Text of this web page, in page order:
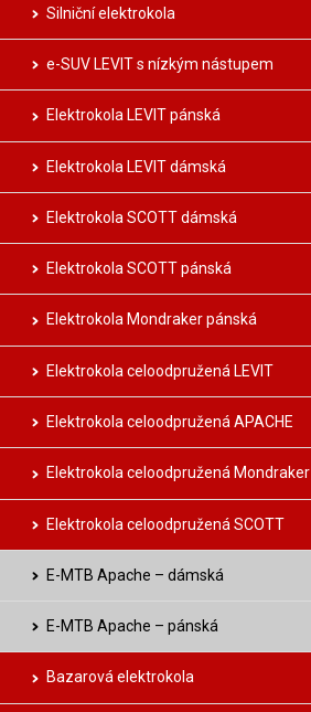
Silniční elektrokola
e-SUV LEVIT s nízkým nástupem
Elektrokola LEVIT pánská
Elektrokola LEVIT dámská
Elektrokola SCOTT dámská
Elektrokola SCOTT pánská
Elektrokola Mondraker pánská
Elektrokola celoodpružená LEVIT
Elektrokola celoodpružená APACHE
Elektrokola celoodpružená Mondraker
Elektrokola celoodpružená SCOTT
E-MTB Apache – dámská
E-MTB Apache – pánská
Bazarová elektrokola